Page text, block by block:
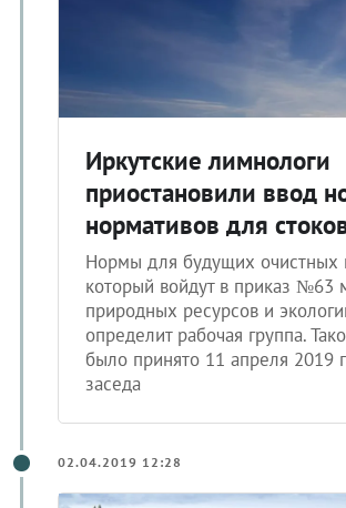
Иркутские лимнологи
приостановили ввод
нормативов для
Нормы для будущих очистных
который войдут в приказ №63
природных ресурсов и
определит рабочая группа.
было принято 11 апреля 2019
заседа
02.04.2019 12:28